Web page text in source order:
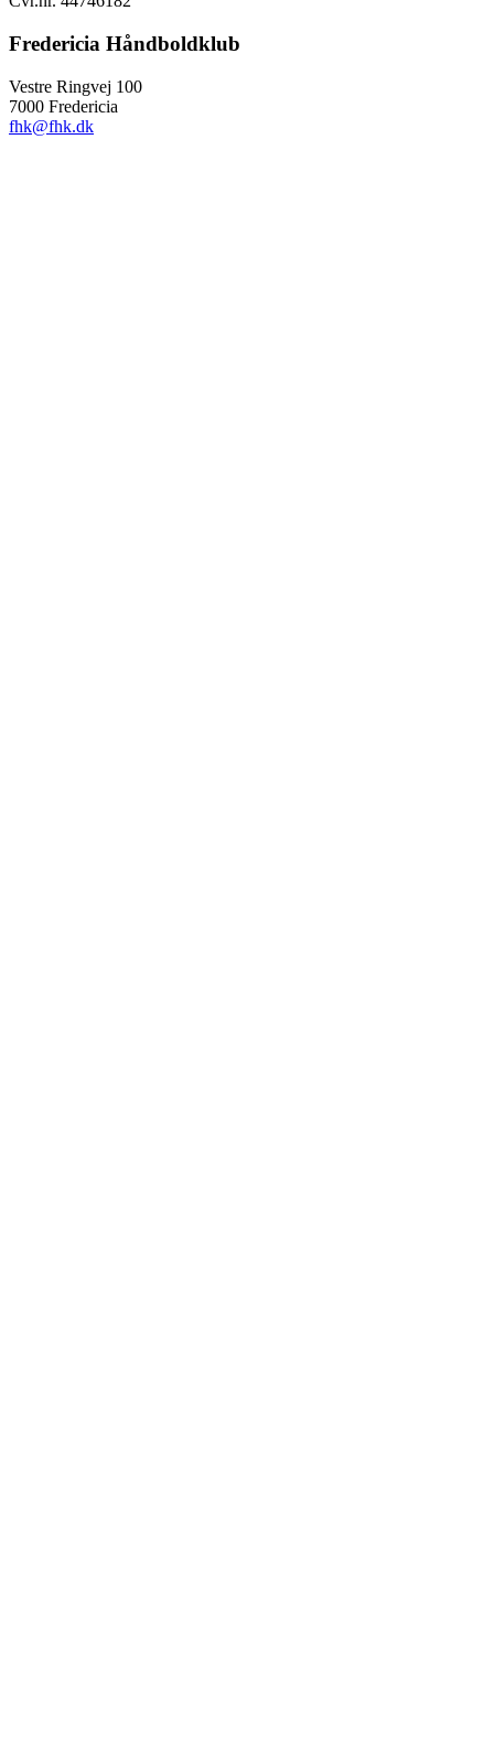
Fredericia Håndboldklub
Vestre Ringvej 100
7000 Fredericia
fhk@fhk.dk